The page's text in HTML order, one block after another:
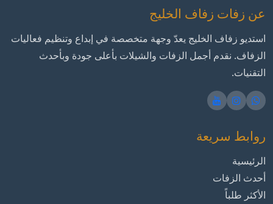
عن زفات زفاف الخليج
استديو زفاف الخليج يعدّ وجهة متخصصة في إبداع وتنظيم فعاليات
الزفاف. نقدم أجمل الزفات والشيلات بأعلى جودة وبأحدث
التقنيات.
روابط سريعة
الرئيسية
أحدث الزفات
الأكثر طلباً